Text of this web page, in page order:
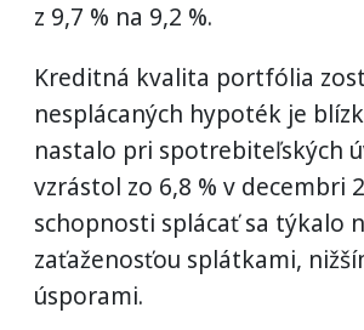
z 9,7 % na 9,2 %.
Kreditná kvalita portfólia
nesplácaných hypoték je
nastalo pri spotrebiteľských
vzrástol zo 6,8 % v decembri
schopnosti splácať sa týkalo
zaťaženosťou splátkami,
úsporami.